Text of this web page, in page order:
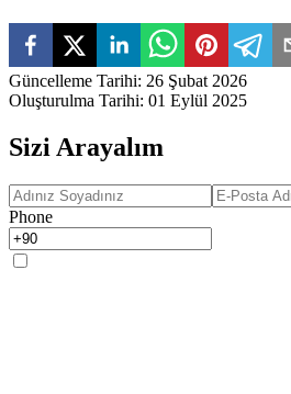
Güncelleme Tarihi: 26 Şubat 2026
Oluşturulma Tarihi: 01 Eylül 2025
Sizi Arayalım
Phone